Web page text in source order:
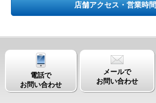
店舗アクセス・営業時間
電話で
お問い合わせ
メールで
お問い合わせ